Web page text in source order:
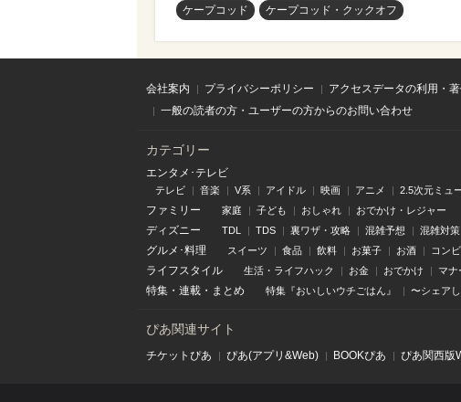
ケープコッド ケープコッド・クックオフ
会社案内 プライバシーポリシー アクセスデータの利用・
一般の読者の方・ユーザーの方からのお問い合わせ
カテゴリー
エンタメ･テレビ
テレビ 音楽 V系 アイドル 映画 アニメ 2.5次元ミュ
ファミリー 家庭 子ども おしゃれ おでかけ・レジャー
ディズニー TDL TDS 裏ワザ・攻略 混雑予想 混雑対策
グルメ･料理 スイーツ 食品 飲料 お菓子 お酒 コン
ライフスタイル 生活・ライフハック お金 おでかけ マナ
特集 ・ 連載 ・ まとめ 特集『おいしいウチごはん』 〜シェア
ぴあ関連サイト
チケットぴあ ぴあ(アプリ&Web) BOOKぴあ ぴあ関⻄版